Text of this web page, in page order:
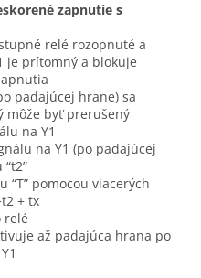
zapnutie s
relé rozopnuté a
je prítomný a blokuje
padajúcej hrane) sa
môže byť prerušený
na Y1
na Y1 (po padajúcej
“T” pomocou viacerých
+ tx
relé
až padajúca hrana po